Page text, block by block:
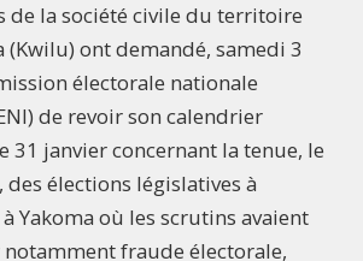
de la société civile du territoire
ont demandé, samedi 3
électorale nationale
de revoir son calendrier
31 janvier concernant la tenue, le
élections législatives à
Yakoma où les scrutins avaient
fraude électorale,